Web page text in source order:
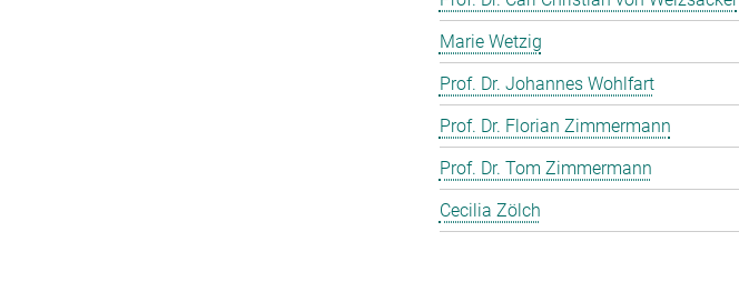
Marie Wetzig
Prof. Dr. Johannes Wohlfart
Prof. Dr. Florian Zimmermann
Prof. Dr. Tom Zimmermann
Cecilia Zölch